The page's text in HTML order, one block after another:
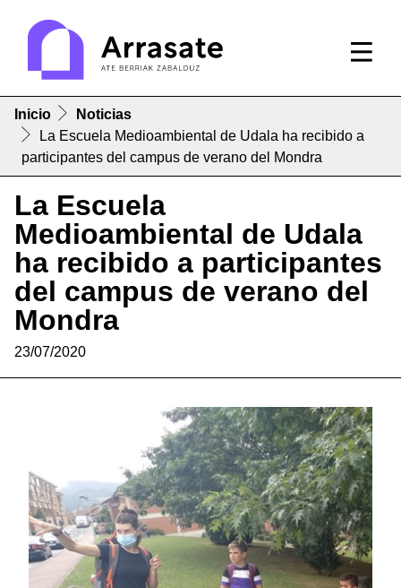
Inicio
Noticias
La Escuela Medioambiental de Udala ha recibido a
participantes del campus de verano del Mondra
La Escuela
Medioambiental de Udala
ha recibido a participantes
del campus de verano del
Mondra
23/07/2020